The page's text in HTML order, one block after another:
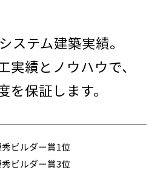
ステム建築実績。
実績とノウハウで、
を保証します。
ビルダー賞1位
ビルダー賞3位